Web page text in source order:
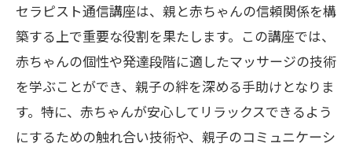
得しよう
自分のペースで学べる効率的な学習方法
ベビーマッサージのスキルアップに必要
なステップ
オンライン学習のメリットと活用例
セラピスト通信講座は、親と赤ちゃんの信頼関係を構
築する上で重要な役割を果たします。この講座では、
赤ちゃんの個性や発達段階に適したマッサージの技術
を学ぶことができ、親子の絆を深める手助けとなりま
す。特に、赤ちゃんが安心してリラックスできるよう
にするための触れ合い技術や、親子のコミュニケーシ